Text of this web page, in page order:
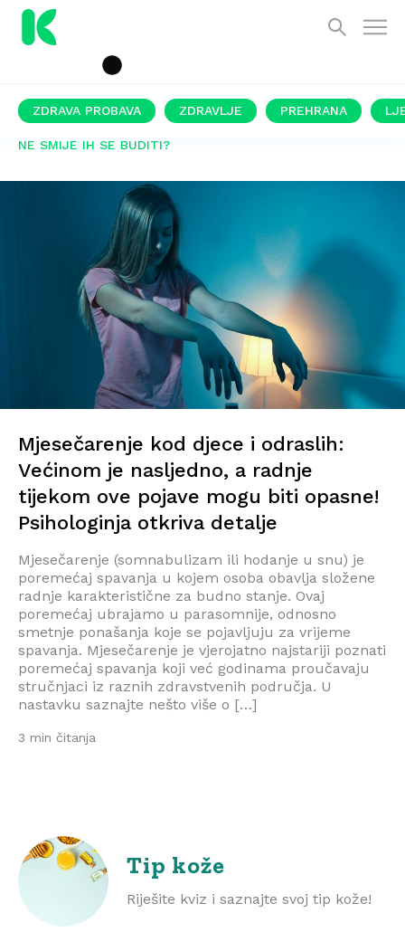
ZDRAVA PROBAVA ZDRAVLJE PREHRANA
NE SMIJE IH SE BUDITI?
Mjesečarenje kod djece i odraslih:
Većinom je nasljedno, a radnje
tijekom ove pojave mogu biti opasne!
Psihologinja otkriva detalje
Mjesečarenje (somnabulizam ili hodanje u snu) je
poremećaj spavanja u kojem osoba obavlja složene
radnje karakteristične za budno stanje. Ovaj
poremećaj ubrajamo u parasomnije, odnosno
smetnje ponašanja koje se pojavljuju za vrijeme
spavanja. Mjesečarenje je vjerojatno najstariji poznati
poremećaj spavanja koji već godinama proučavaju
stručnjaci iz raznih zdravstvenih područja. U
nastavku saznajte nešto više o […]
3 min čitanja
Tip kože
Riješite kviz i saznajte svoj tip kože!